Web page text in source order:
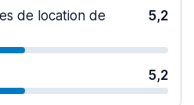
de location de
5,2
5,2